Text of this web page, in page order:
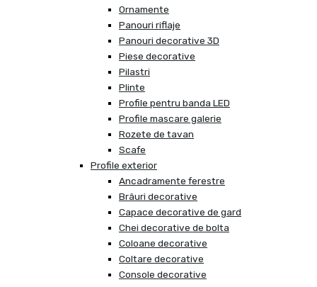
Ornamente
Panouri riflaje
Panouri decorative 3D
Piese decorative
Pilastri
Plinte
Profile pentru banda LED
Profile mascare galerie
Rozete de tavan
Scafe
Profile exterior
Ancadramente ferestre
Brâuri decorative
Capace decorative de gard
Chei decorative de bolta
Coloane decorative
Coltare decorative
Console decorative